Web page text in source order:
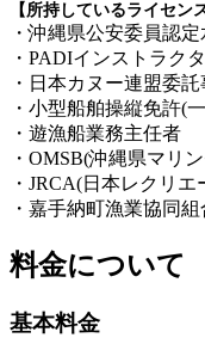
【所持しているライセン
・沖縄県公安委員認
・PADIインストラク
・日本カヌー連盟委
・小型船舶操縦免許(
・遊漁船業務主任者
・OMSB(沖縄県マリ
・JRCA(日本レクリエ
・嘉手納町漁業協同組
料金について
基本料金